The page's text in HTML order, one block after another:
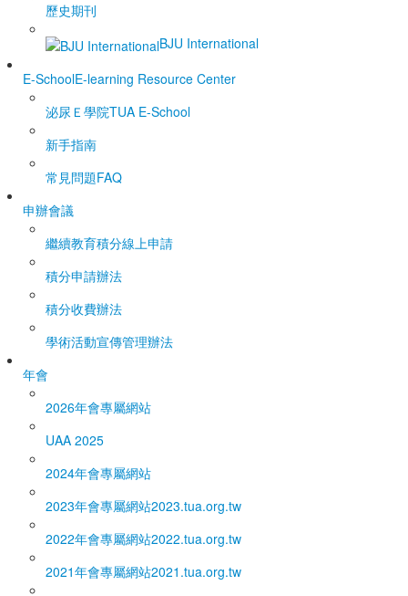
歷史期刊
BJU International
E-SchoolE-learning Resource Center
泌尿Ｅ學院TUA E-School
新手指南
常見問題FAQ
申辦會議
繼續教育積分線上申請
積分申請辦法
積分收費辦法
學術活動宣傳管理辦法
年會
2026年會專屬網站
UAA 2025
2024年會專屬網站
2023年會專屬網站2023.tua.org.tw
2022年會專屬網站2022.tua.org.tw
2021年會專屬網站2021.tua.org.tw